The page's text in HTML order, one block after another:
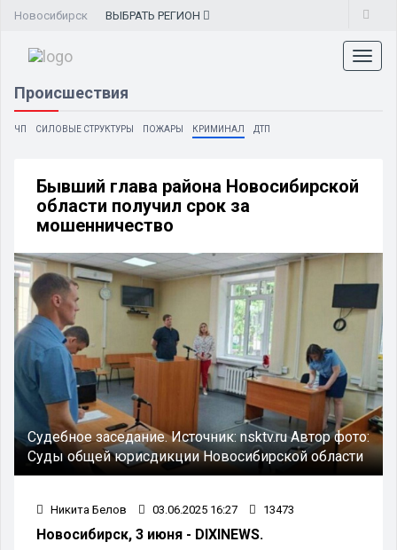
Новосибирск ВЫБРАТЬ РЕГИОН
Происшествия
ЧП СИЛОВЫЕ СТРУКТУРЫ ПОЖАРЫ КРИМИНАЛ ДТП
Бывший глава района Новосибирской
области получил срок за
мошенничество
Судебное заседание.Источник:nsktv.ruАвтор фото:
Суды общей юрисдикции Новосибирской области
Никита Белов 03.06.2025 16:27 13473
Новосибирск, 3 июня - DIXINEWS.